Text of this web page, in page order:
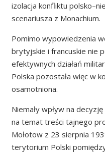
izolacja konfliktu
scenariusza z Monachium.
Pomimo wypowiedzenia
brytyjskie i francuskie nie
efektywnych działań
Polska pozostała więc w
osamotniona.
Niemały wpływ na
na temat treści tajnego
Mołotow z 23 sierpnia
terytorium Polski